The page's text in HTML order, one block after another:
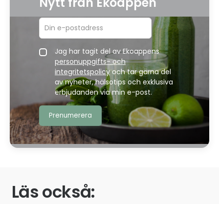
Jag har tagit del av Ekoappens
personuppgifts- och
integritetspolicyoch tar gärna del
av nyheter, hälsotips och exklusiva
erbjudanden via min e-post.
Läs också: